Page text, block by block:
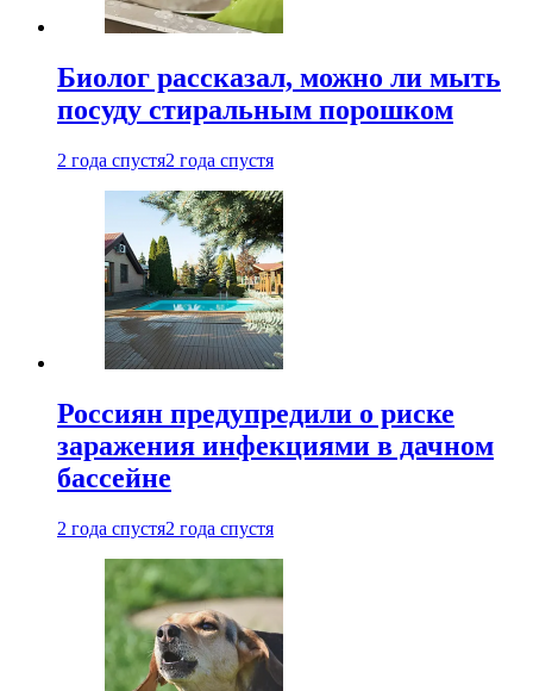
Биолог рассказал, можно ли мыть
посуду стиральным порошком
2 года спустя2 года спустя
Россиян предупредили о риске
заражения инфекциями в дачном
бассейне
2 года спустя2 года спустя